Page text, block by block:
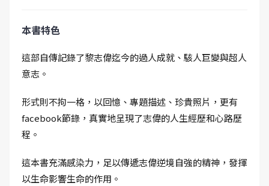
本書特色
這部自傳記錄了黎志偉迄今的過人成就、駭人巨變與超人
意志。
形式則不拘一格，以回憶、專題描述、珍貴照片，更有
facebook節錄，真實地呈現了志偉的人生經歷和心路歷
程。
這本書充滿感染力，足以傳遞志偉逆境自強的精神，發揮
以生命影響生命的作用。